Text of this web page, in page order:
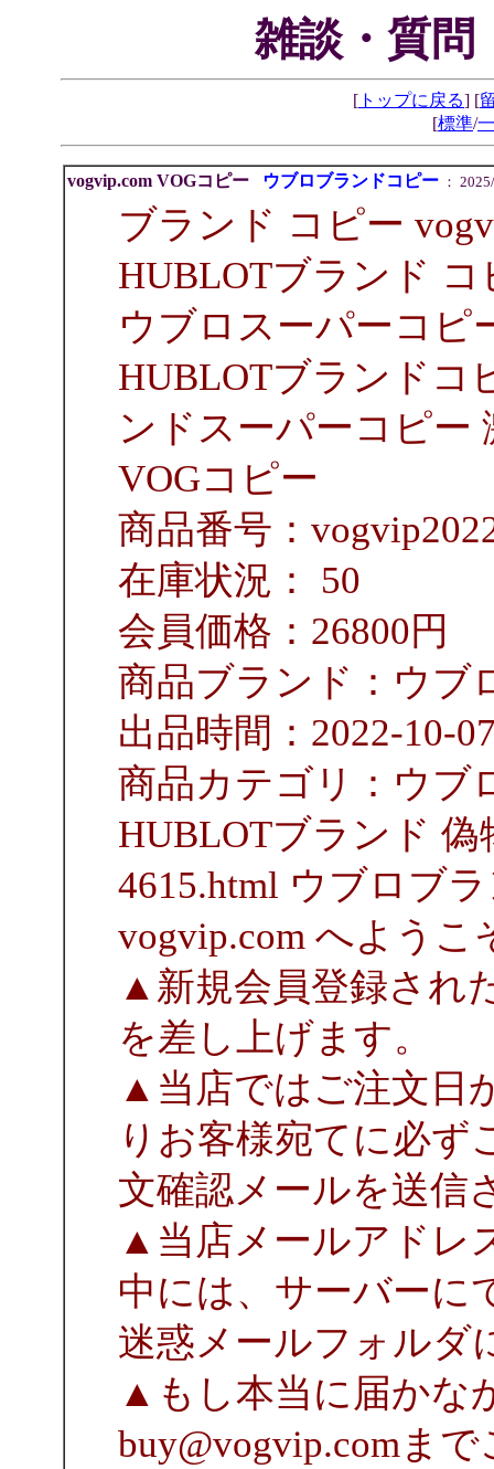
雑談・質問
[ トップに戻る] [
[標準/
vogvip.com VOGコピー ウブロブランドコピー：
ブランド コピー
HUBLOTブランド コ
ウブロスーパーコピ
HUBLOTブランドコ
ンドスーパーコピー
VOGコピー
商品番号：
在庫状況： 50
会員価格：26800円
商品ブランド：ウブ
出品時間：2022-10-
商品カテゴリ：ウブ
HUBLOTブランド 偽
4615.html ウブロブ
vogvip.com へようこ
▲新規会員登録され
を差し上げます。
▲当店ではご注文日
りお客様宛てに必ず
文確認メールを送信
▲当店メールアドレ
中には、サーバーに
迷惑メールフォルダ
▲もし本当に届かな
buy@vogvip.comま